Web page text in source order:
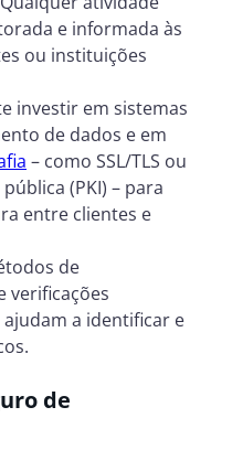
e informada às
ou instituições
investir em sistemas
de dados e em
– como SSL/TLS ou
(PKI) – para
entre clientes e
de
verificações
a identificar e
de